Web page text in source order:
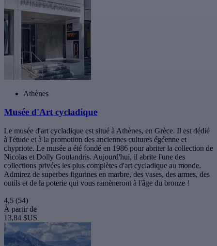
Athènes
Musée d'Art cycladique
Le musée d'art cycladique est situé à Athènes, en Grèce. Il est dédié
à l'étude et à la promotion des anciennes cultures égéenne et
chypriote. Le musée a été fondé en 1986 pour abriter la collection de
Nicolas et Dolly Goulandris. Aujourd'hui, il abrite l'une des
collections privées les plus complètes d'art cycladique au monde.
Admirez de superbes figurines en marbre, des vases, des armes, des
outils et de la poterie qui vous ramèneront à l'âge du bronze !
4,5 (54)
À partir de
13,84 $US